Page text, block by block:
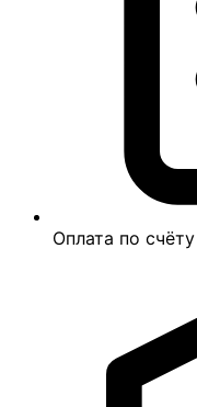
Оплата по